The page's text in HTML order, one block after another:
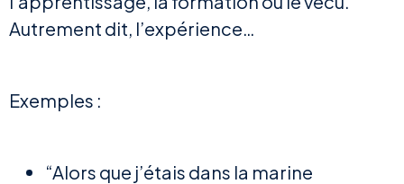
Autrement dit, l’expérience…
Exemples :
“Alors que j’étais dans la marine